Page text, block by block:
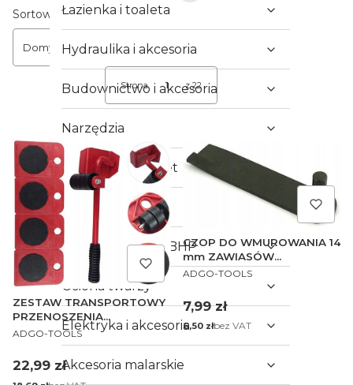
Łazienka i toaleta
Hydraulika i akcesoria
Budownictwo i akcesoria
Narzędzia
Akcesoria i osprzęt
Artykuły BHP
Odzież robocza i BHP
Osłona twarzy
Elektryka i akcesoria
Akcesoria malarskie
Lista produktów
Sortowanie:
Domyślne
Strona z 22 Następne produkty
ZESTAW TRANSPORTOWY
PRZENOSZENIA
PRZESUWANIA MEBLI
PRODUCENT
ADGO-TOOLS
Cena
22,99 zł
CZOP DO WMUROWANIA 14
mm ZAWIASÓW
PASOWYCH 30 - 60
PRODUCENT
ADGO-TOOLS
Cena
7,99 zł
Cena
6,50 złbez VAT